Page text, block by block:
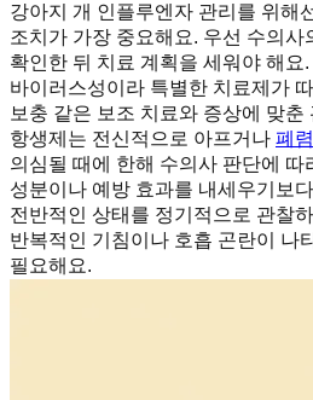
강아지 개 인플루엔자 관리를 위해
조치가 가장 중요해요. 우선 수의사
확인한 뒤 치료 계획을 세워야 해요
바이러스성이라 특별한 치료제가
보충 같은 보조 치료와 증상에 맞춘
항생제는 전신적으로 아프거나 폐렴
의심될 때에 한해 수의사 판단에 따
성분이나 예방 효과를 내세우기보
전반적인 상태를 정기적으로 관찰
반복적인 기침이나 호흡 곤란이 나
필요해요.